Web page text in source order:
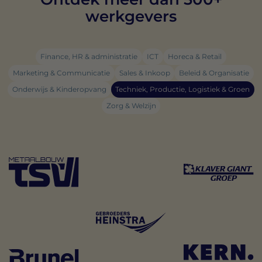
werkgevers
Finance, HR & administratie ICT
Horeca & Retail
Marketing & Communicatie
Sales & Inkoop
Beleid & Organisatie
Onderwijs & Kinderopvang
Techniek, Productie, Logistiek & Groen
Zorg & Welzijn